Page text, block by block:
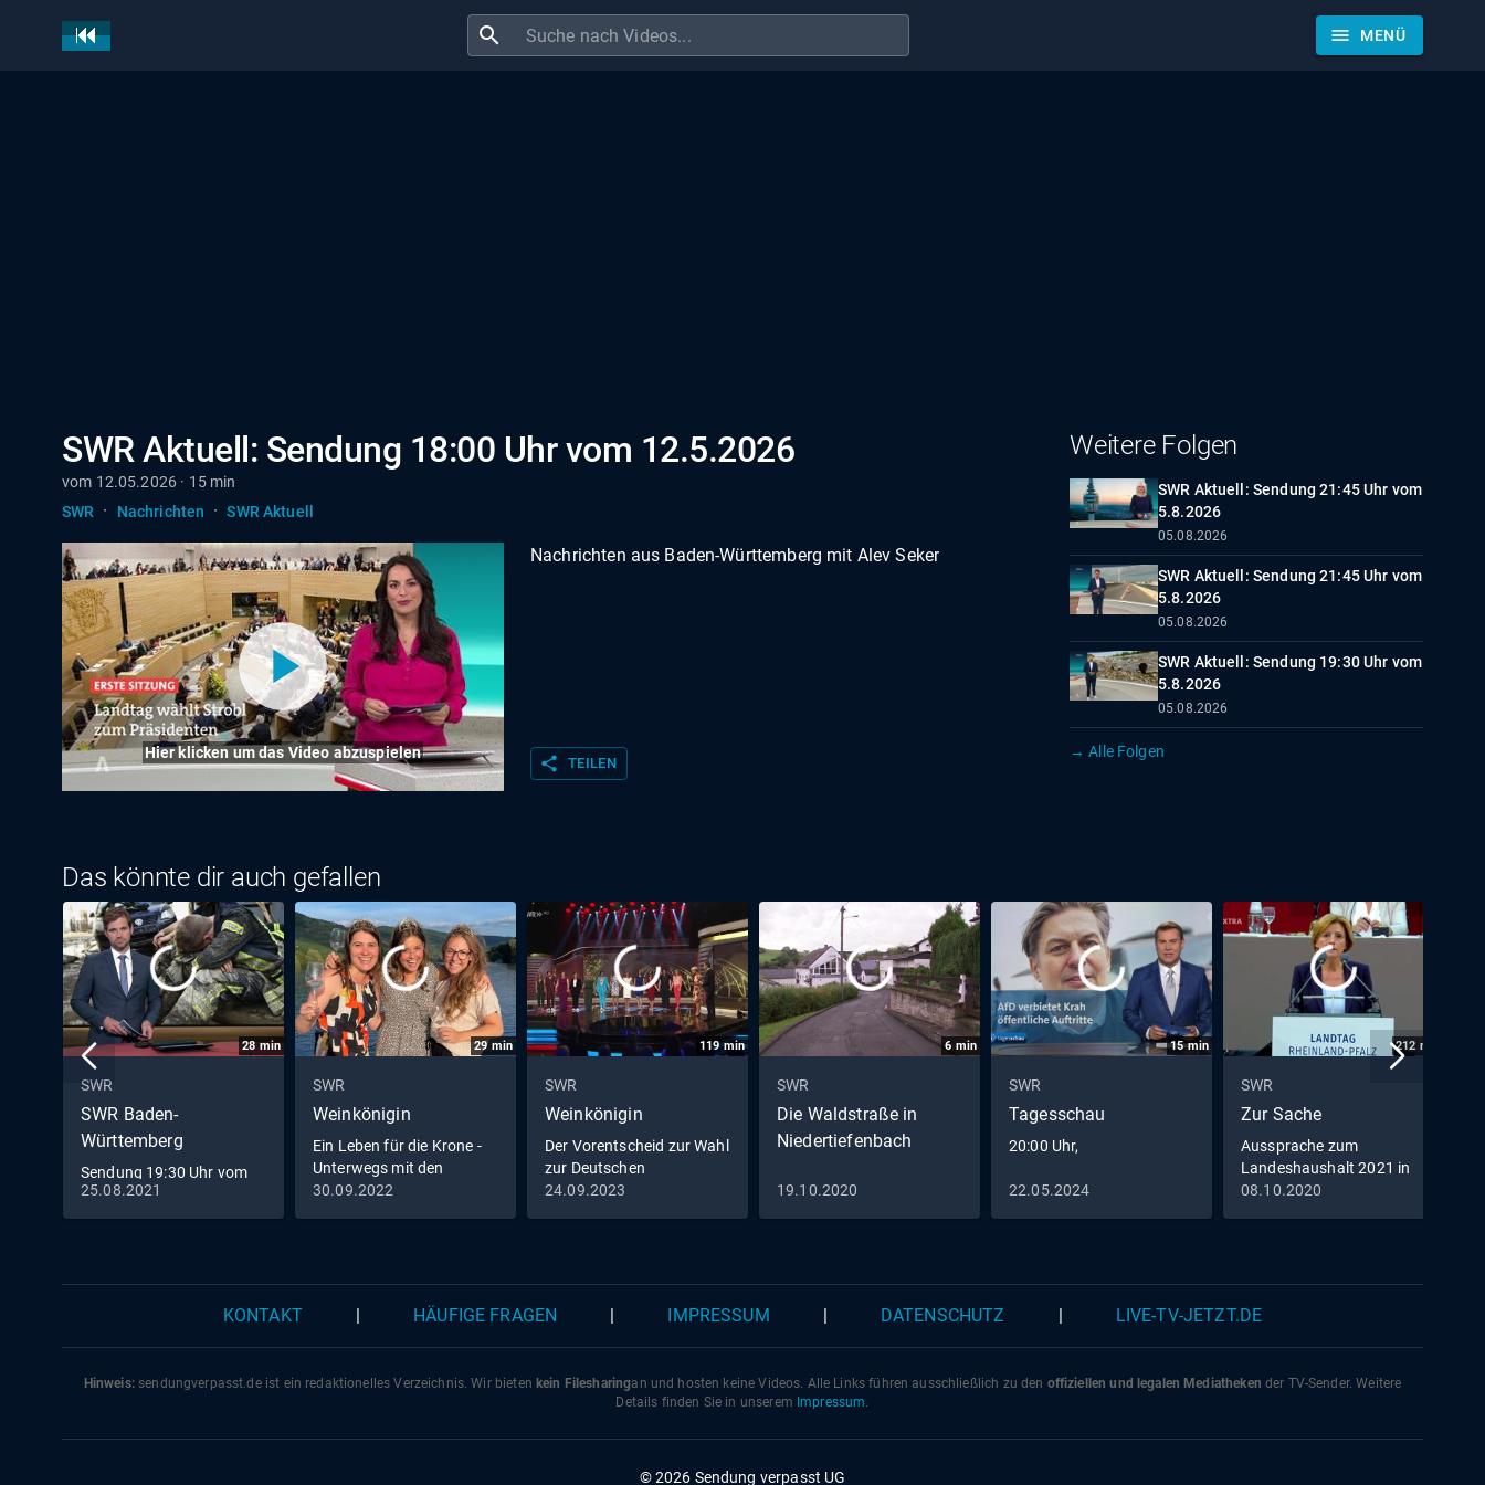
search menu MENÜ
SWR Aktuell: Sendung 18:00 Uhr vom 12.5.2026
vom 12.05.2026 · 15 min
SWR
· Nachrichten · SWR Aktuell
Hier klicken um das Video abzuspielen
Nachrichten aus Baden-Württemberg mit Alev Seker
share TEILEN
Weitere Folgen
SWR Aktuell: Sendung 21:45 Uhr vom
5.8.2026
05.08.2026
SWR Aktuell: Sendung 21:45 Uhr vom
5.8.2026
05.08.2026
SWR Aktuell: Sendung 19:30 Uhr vom
5.8.2026
05.08.2026
→ Alle Folgen
Das könnte dir auch gefallen
28 min
SWR
SWR Baden-
Württemberg
Sendung 19:30 Uhr vom
25.8.2021
25.08.2021
29min
SWR
Weinkönigin
Ein Leben für die Krone -
Unterwegs mit den
Weinköniginnen
30.09.2022
119min
SWR
Weinkönigin
Der Vorentscheid zur Wahl
zur Deutschen
Weinkönigin 2023
24.09.2023
6 min
SWR
Die Waldstraße in
Niedertiefenbach
19.10.2020
15min
SWR
Tagesschau
20:00 Uhr,
22.05.2024
212 min
SWR
Zur Sache
Aussprache zum
Landeshaushalt 2021 in
Rheinland-Pfalz
08.10.2020
KONTAKT HÄUFIGE FRAGEN IMPRESSUM DATENSCHUTZ LIVE-TV-JETZT.DE
Hinweis:sendungverpasst.deist ein redaktionelles Verzeichnis. Wir bieten kein Filesharingan und hosten keine Videos. Alle Links führen ausschließlich zu den offiziellen und legalen Mediatheken der TV-Sender. Weitere
Details finden Sie in unserem Impressum.
© 2026 Sendung verpasst UG